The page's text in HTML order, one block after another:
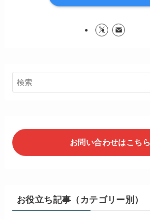
お問い合わせはこちら
お役立ち記事（カテゴリー別）